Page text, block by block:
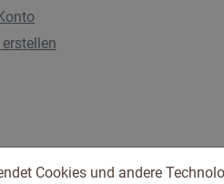
Cookies und andere